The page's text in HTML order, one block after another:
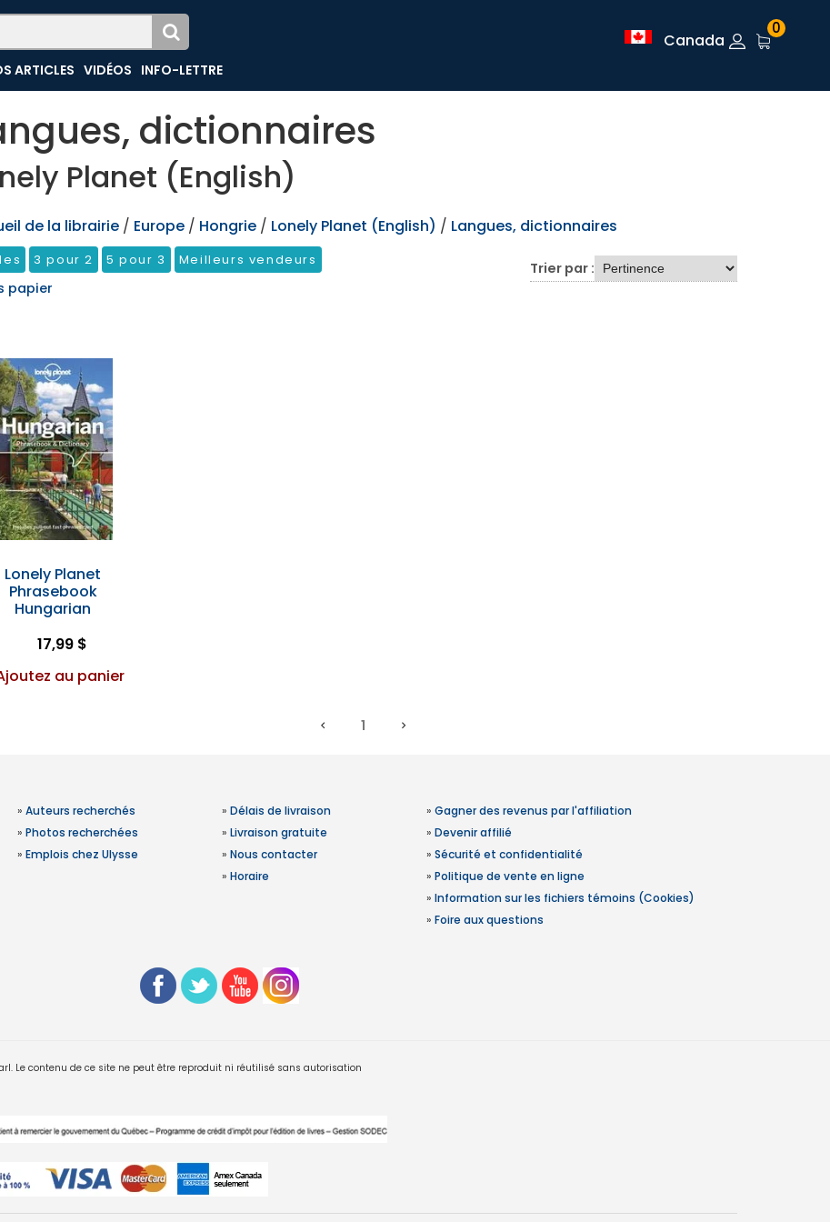
ARTICLES VIDÉOS INFO-LETTRE
Canada
0
dictionnaires
Planet (English)
de la librairie / Europe / Hongrie / Lonely Planet (English) / Langues, dictionnaires
3 pour 2 5 pour 3 Meilleurs vendeurs
papier
Trier par :
Lonely Planet
Phrasebook
Hungarian
17,99 $
au panier
1
» Auteurs recherchés
» Photos recherchées
» Emplois chez Ulysse
» Délais de livraison
» Livraison gratuite
» Nous contacter
» Horaire
» Gagner des revenus par l'affiliation
» Devenir affilié
» Sécurité et confidentialité
» Politique de vente en ligne
» Information sur les fichiers témoins (Cookies)
» Foire aux questions
Le contenu de ce site ne peut être reproduit ni réutilisé sans autorisation